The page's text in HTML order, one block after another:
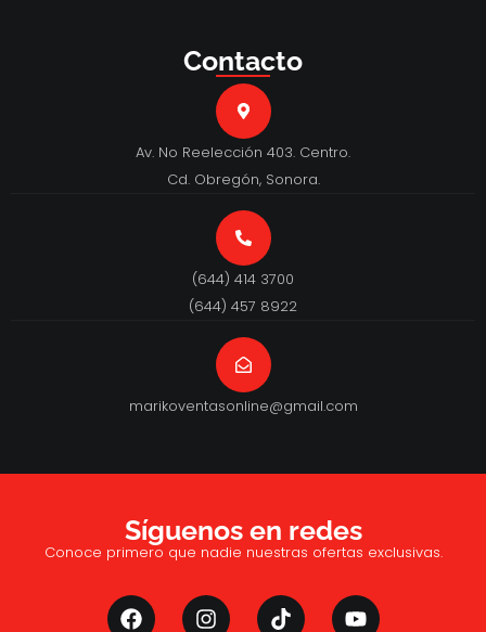
Contacto
Av. No Reelección 403. Centro.
Cd. Obregón, Sonora.
(644) 414 3700
(644) 457 8922
marikoventasonline@gmail.com
Síguenos en redes
Conoce primero que nadie nuestras ofertas exclusivas.